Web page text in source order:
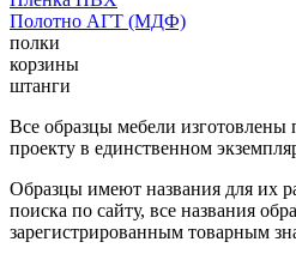
Полотно АГТ (МДФ)
полки
корзины
штанги
Все образцы мебели
проекту в единственном
Образцы имеют названия для их
поиска по сайту, все названия
зарегистрированным товарным